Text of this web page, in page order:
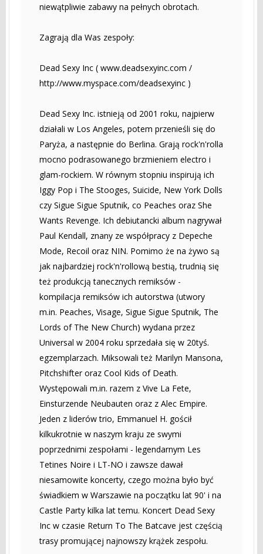
niewątpliwie zabawy na pełnych obrotach.
Zagrają dla Was zespoły:
Dead Sexy Inc ( www.deadsexyinc.com /
http://www.myspace.com/deadsexyinc )
Dead Sexy Inc. istnieją od 2001 roku, najpierw
działali w Los Angeles, potem przenieśli się do
Paryża, a następnie do Berlina. Grają rock'n'rolla
mocno podrasowanego brzmieniem electro i
glam-rockiem. W równym stopniu inspirują ich
Iggy Pop i The Stooges, Suicide, New York Dolls
czy Sigue Sigue Sputnik, co Peaches oraz She
Wants Revenge. Ich debiutancki album nagrywał
Paul Kendall, znany ze współpracy z Depeche
Mode, Recoil oraz NIN. Pomimo że na żywo są
jak najbardziej rock'n'rollową bestią, trudnią się
też produkcją tanecznych remiksów -
kompilacja remiksów ich autorstwa (utwory
m.in. Peaches, Visage, Sigue Sigue Sputnik, The
Lords of The New Church) wydana przez
Universal w 2004 roku sprzedała się w 20tyś.
egzemplarzach. Miksowali też Marilyn Mansona,
Pitchshifter oraz Cool Kids of Death.
Występowali m.in. razem z Vive La Fete,
Einsturzende Neubauten oraz z Alec Empire.
Jeden z liderów trio, Emmanuel H. gościł
kilkukrotnie w naszym kraju ze swymi
poprzednimi zespołami - legendarnym Les
Tetines Noire i LT-NO i zawsze dawał
niesamowite koncerty, czego można było być
świadkiem w Warszawie na początku lat 90' i na
Castle Party kilka lat temu. Koncert Dead Sexy
Inc w czasie Return To The Batcave jest częścią
trasy promującej najnowszy krążek zespołu.